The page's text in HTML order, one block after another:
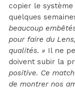
copier le
quelques
beaucoup
pour faire du
qualités. » Il ne
doivent subir la
positive. Ce
de montrer nos